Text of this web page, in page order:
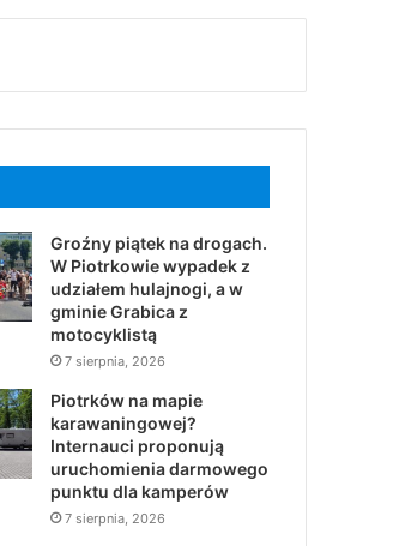
Groźny piątek na drogach.
W Piotrkowie wypadek z
udziałem hulajnogi, a w
gminie Grabica z
motocyklistą
7 sierpnia, 2026
Piotrków na mapie
karawaningowej?
Internauci proponują
uruchomienia darmowego
punktu dla kamperów
7 sierpnia, 2026